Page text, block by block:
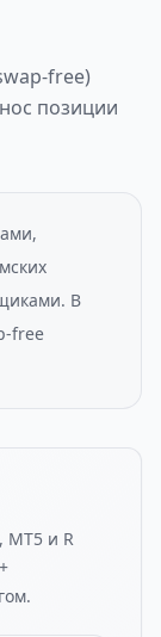
free)
позиции
В
free
и R